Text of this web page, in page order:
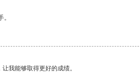
我能够取得更好的成绩。